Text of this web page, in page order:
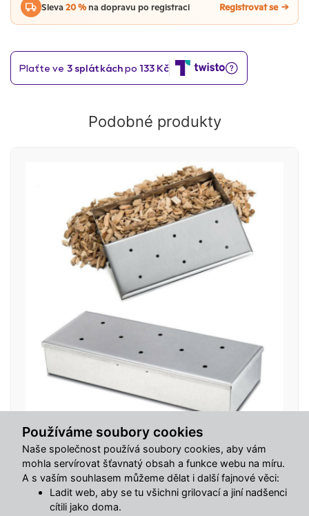
Používáme soubory cookies
Naše společnost používá soubory cookies, aby vám
mohla servírovat šťavnatý obsah a funkce webu na míru.
A s vaším souhlasem můžeme dělat i další fajnové věci:
Ladit web, aby se tu všichni grilovací a jiní nadšenci
cítili jako doma.
Sleva20 %na dopravu po registraci Registrovat se
Podobné produkty
Skladem
Nerezový udící box Avenberg BRISKET
199 Kč